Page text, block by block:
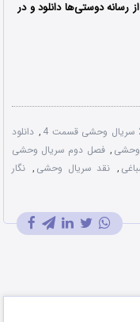
رسانه دوستی‌ها دانلود و در
, دانلود
, فصل دوم سریال وحشی
, نقد سریال وحشی , نگار